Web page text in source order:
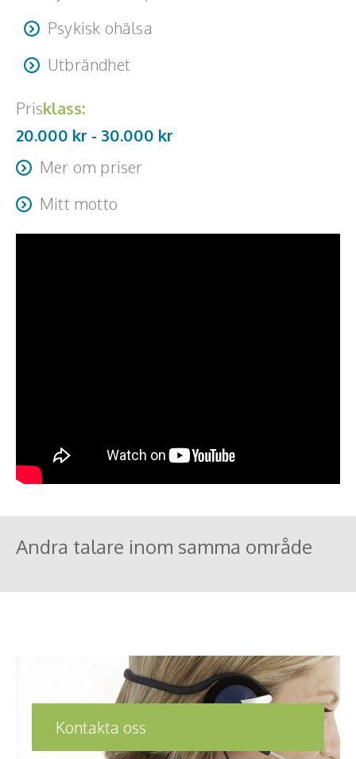
Psykisk ohälsa
Utbrändhet
Prisklass:
20.000 kr - 30.000 kr
Mer om priser
Priser är exkl moms/resa/ev logi
Mitt motto
Jag har inget motto. Men skulle jag säga något kort, i
Andra talare inom samma område
Kontakta oss